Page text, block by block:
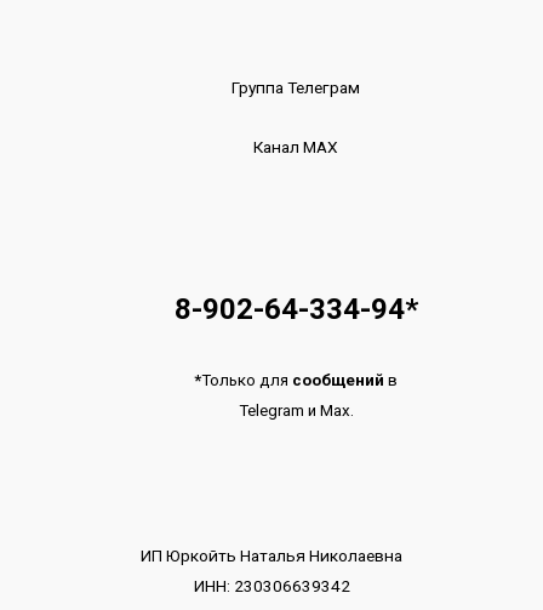
Группа Телеграм
Канал МАХ
8-902-64-334-94*
*Только для сообщений в
Telegram и Max.
ИП Юркойть Наталья Николаевна
ИНН: 230306639342